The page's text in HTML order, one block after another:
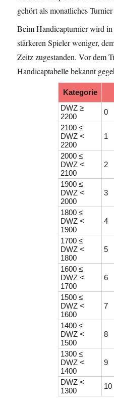
gehört als monatliches
Beim Handicapturnier wird
stärkeren Spieler weniger,
Zeitz zugestanden. Vor dem
Handicaptabelle bekannt
Kategorie
DWZ ≥
2200
0
2100 ≤
DWZ <
2200
1
2000 ≤
DWZ <
2100
2
1900 ≤
DWZ <
2000
3
1800 ≤
DWZ <
1900
4
1700 ≤
DWZ <
1800
5
1600 ≤
DWZ <
1700
6
1500 ≤
DWZ <
1600
7
1400 ≤
DWZ <
1500
8
1300 ≤
DWZ <
1400
9
DWZ <
1300
10